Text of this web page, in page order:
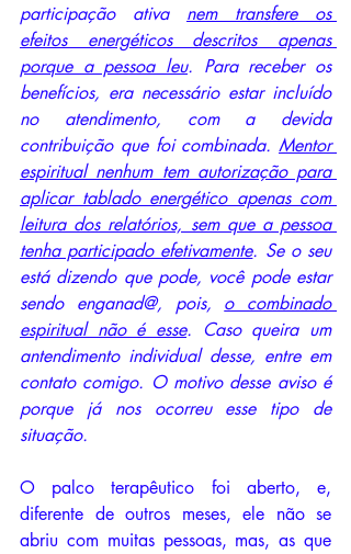
participação ativa nem transfere os
efeitos energéticos descritos apenas
porque a pessoa leu. Para receber os
benefícios, era necessário estar incluído
no atendimento, com a devida
contribuição que foi combinada. Mentor
espiritual nenhum tem autorização para
aplicar tablado energético apenas com
leitura dos relatórios, sem que a pessoa
tenha participado efetivamente. Se o seu
está dizendo que pode, você pode estar
sendo enganad@, pois, o combinado
espiritual não é esse. Caso queira um
antendimento individual desse, entre em
contato comigo. O motivo desse aviso é
porque já nos ocorreu esse tipo de
situação.
O palco terapêutico foi aberto, e,
diferente de outros meses, ele não se
abriu com muitas pessoas, mas, as que